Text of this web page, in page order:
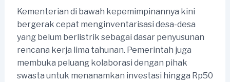
Kementerian di bawah kepemimpinannya kini
bergerak cepat menginventarisasi desa-desa
yang belum berlistrik sebagai dasar penyusunan
rencana kerja lima tahunan. Pemerintah juga
membuka peluang kolaborasi dengan pihak
swasta untuk menanamkan investasi hingga Rp50